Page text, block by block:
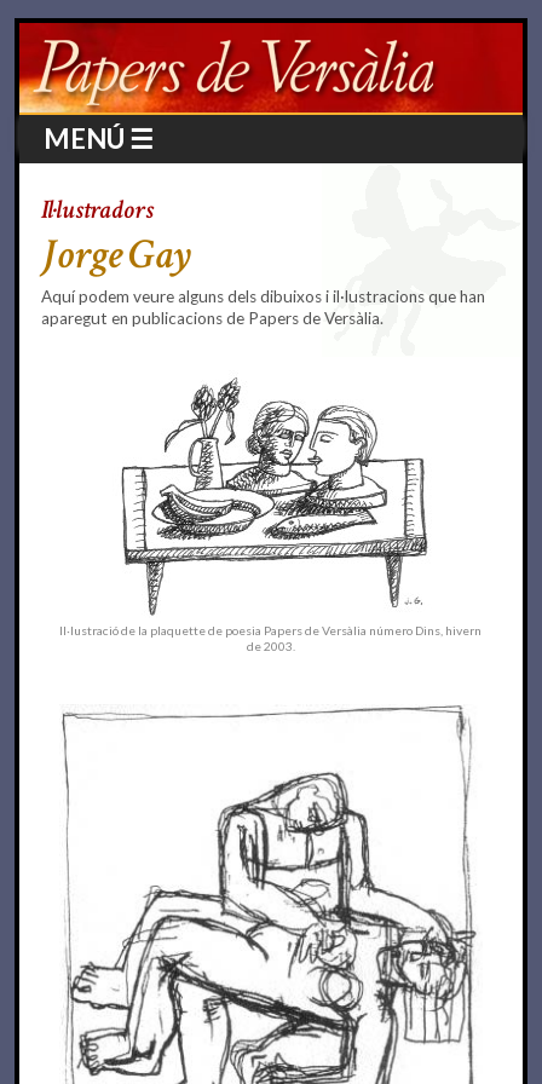
MENÚ ☰
Il·lustradors
Jorge Gay
Aquí podem veure alguns dels dibuixos i il·lustracions que han
aparegut en publicacions de Papers de Versàlia.
Il·lustració de la plaquette de poesia Papers de Versàlia número Dins, hivern
de 2003.